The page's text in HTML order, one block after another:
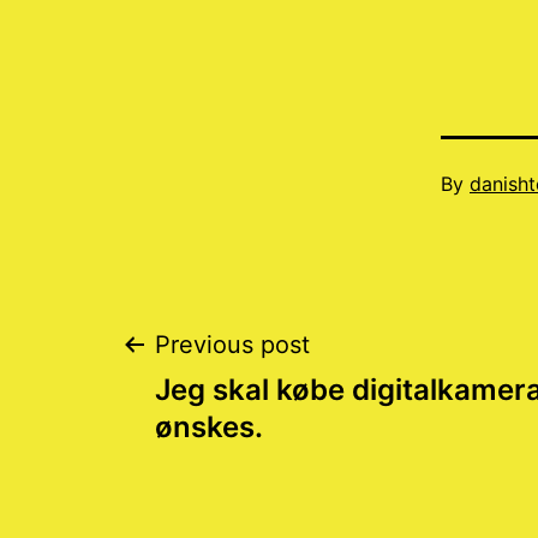
Published
By
Post
navigation
Previous post
Jeg skal købe
ønskes.